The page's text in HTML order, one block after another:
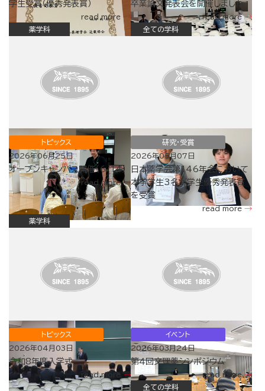
学生受賞（優秀発表賞）
read more
卒業論文発表会を開催しました
read more
薬学科
トピックス
2026年06月25日
オープンキャンパス開催（6/14）
read more
全ての学科
研究・受賞
2026年05月07日
日本薬学会第146年会において
本学学生3名が学生優秀発表賞
を受賞
read more
薬学科
トピックス
2026年04月03日
令和8年度入学式
read more
イベント
2026年03月24日
第４回文理薬シンポジウム
read more
全ての学科